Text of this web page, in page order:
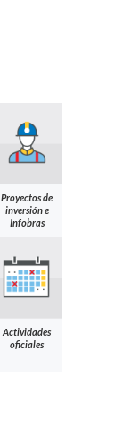
Proyectos de
inversión e
Infobras
Actividades
oficiales